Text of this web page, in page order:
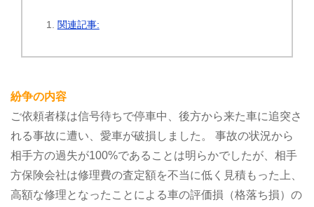
関連記事:
紛争の内容
ご依頼者様は信号待ちで停車中、後方から来た車に追突さ
れる事故に遭い、愛車が破損しました。
事故の状況から
相手方の過失が100%であることは明らかでしたが、相手
方保険会社は修理費の査定額を不当に低く見積もった上、
高額な修理となったことによる車の評価損（格落ち損）の